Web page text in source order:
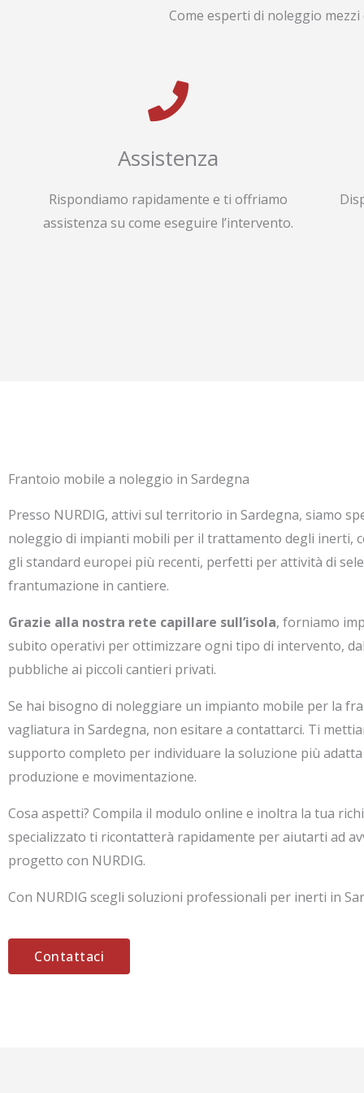
Come esperti di noleggio
Assistenza
Rispondiamo rapidamente e ti offriamo
assistenza su come eseguire l’intervento.
Frantoio mobile a noleggio in Sardegna
Presso NURDIG, attivi sul territorio in Sardegna, siamo
noleggio di impianti mobili per il trattamento degli inerti,
gli standard europei più recenti, perfetti per attività di
frantumazione in cantiere.
Grazie alla nostra rete capillare sull’isola, forniamo
subito operativi per ottimizzare ogni tipo di intervento,
pubbliche ai piccoli cantieri privati.
Se hai bisogno di noleggiare un impianto mobile per la
vagliatura in Sardegna, non esitare a contattarci. Ti
supporto completo per individuare la soluzione più
produzione e movimentazione.
Cosa aspetti? Compila il modulo online e inoltra la tua
specializzato ti ricontatterà rapidamente per aiutarti ad
progetto con NURDIG.
Con NURDIG scegli soluzioni professionali per inerti in
Contattaci